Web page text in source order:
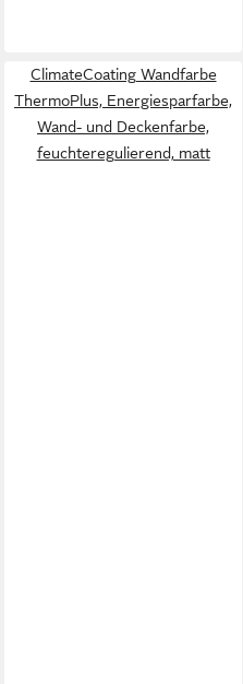
ClimateCoating Wandfarbe
ThermoPlus, Energiesparfarbe,
Wand- und Deckenfarbe,
feuchteregulierend, matt